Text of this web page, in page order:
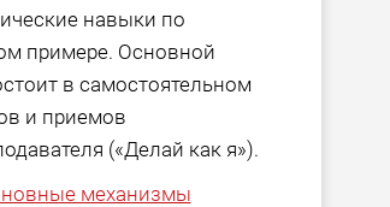
навыки по
примере. Основной
в самостоятельном
и приемов
(«Делай как я»).
механизмы